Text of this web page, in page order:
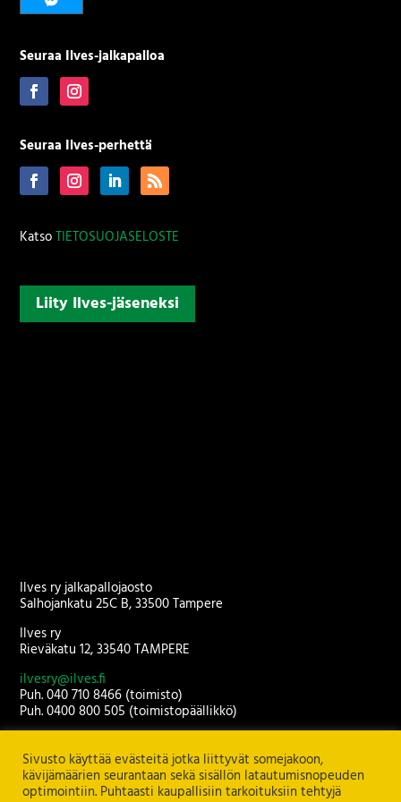
Seuraa Ilves-jalkapalloa
Seuraa Ilves-perhettä
KatsoTIETOSUOJASELOSTE
Liity Ilves-jäseneksi
Ilves ry jalkapallojaosto
Salhojankatu 25C B, 33500 Tampere
Ilves ry
Rieväkatu 12, 33540 TAMPERE
ilvesry@ilves.fi
Puh. 040 710 8466 (toimisto)
Puh. 0400 800 505 (toimistopäällikkö)
Copyright2026© Ilves ry. All Rights Reserved.
Sivusto käyttää evästeitä jotka liittyvät somejakoon,
kävijämäärien seurantaan sekä sisällön latautumisnopeuden
optimointiin. Puhtaasti kaupallisiin tarkoituksiin tehtyjä